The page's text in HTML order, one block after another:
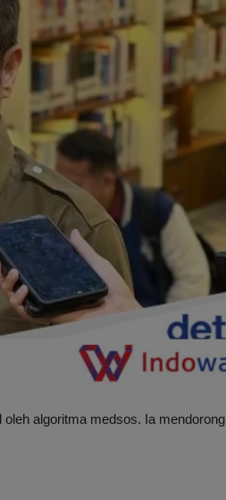
algoritma medsos. Ia mendorong